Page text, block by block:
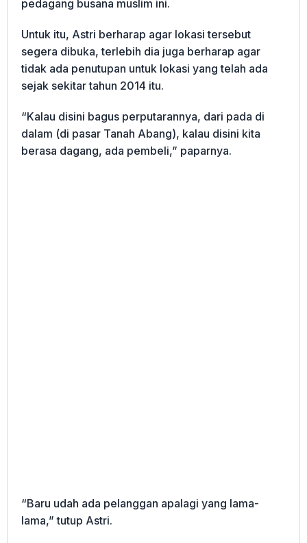
pedagang busana muslim ini.
Untuk itu, Astri berharap agar lokasi tersebut
segera dibuka, terlebih dia juga berharap agar
tidak ada penutupan untuk lokasi yang telah ada
sejak sekitar tahun 2014 itu.
“Kalau disini bagus perputarannya, dari pada di
dalam (di pasar Tanah Abang), kalau disini kita
berasa dagang, ada pembeli,” paparnya.
“Baru udah ada pelanggan apalagi yang lama-
lama,” tutup Astri.